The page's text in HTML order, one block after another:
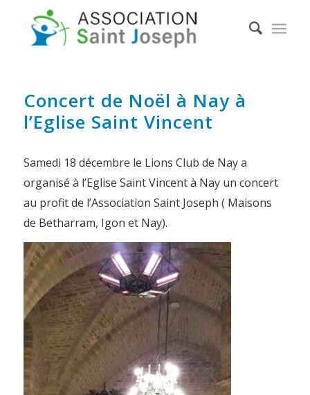
Concert de Noël à Nay à
l’Eglise Saint Vincent
Samedi 18 décembre le Lions Club de Nay a
organisé à l’Eglise Saint Vincent à Nay un concert
au profit de l’Association Saint Joseph ( Maisons
de Betharram, Igon et Nay).